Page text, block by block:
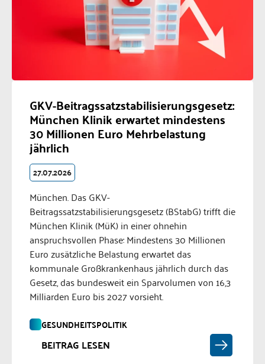
GKV-Beitragssatzstabilisierungsgesetz:
München Klinik erwartet mindestens
30 Millionen Euro Mehrbelastung
jährlich
27.07.2026
München. Das GKV-
Beitragssatzstabilisierungsgesetz (BStabG) trifft die
München Klinik (MüK) in einer ohnehin
anspruchsvollen Phase: Mindestens 30 Millionen
Euro zusätzliche Belastung erwartet das
kommunale Großkrankenhaus jährlich durch das
Gesetz, das bundesweit ein Sparvolumen von 16,3
Milliarden Euro bis 2027 vorsieht.
GESUNDHEITSPOLITIK
BEITRAG LESEN